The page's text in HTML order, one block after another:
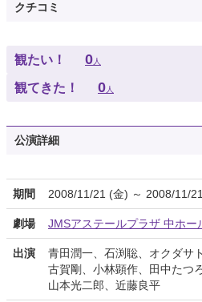
クチコミ
観たい！ 0人
観てきた！ 0人
公演詳細
期間 2008/11/21 (金) ～ 2008/11/
劇場 JMSアステールプラザ 中ホー
出演
青田潤一、石渕聡、オクダサ
古賀剛、小林顕作、田中たつ
山本光二郎、近藤良平